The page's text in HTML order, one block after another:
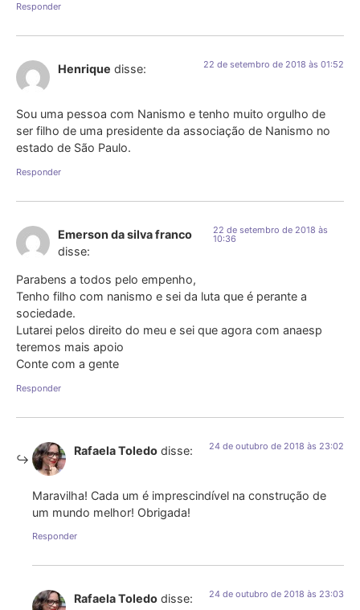
Responder
Henrique disse: 22 de setembro de 2018 às 01:52
Sou uma pessoa com Nanismo e tenho muito orgulho de
ser filho de uma presidente da associação de Nanismo no
estado de São Paulo.
Responder
Emerson da silva franco
disse:
22 de setembro de 2018 às
10:36
Parabens a todos pelo empenho,
Tenho filho com nanismo e sei da luta que é perante a
sociedade.
Lutarei pelos direito do meu e sei que agora com anaesp
teremos mais apoio
Conte com a gente
Responder
Rafaela Toledo disse: 24 de outubro de 2018 às 23:02
Maravilha! Cada um é imprescindível na construção de
um mundo melhor! Obrigada!
Responder
Rafaela Toledo disse: 24 de outubro de 2018 às 23:03